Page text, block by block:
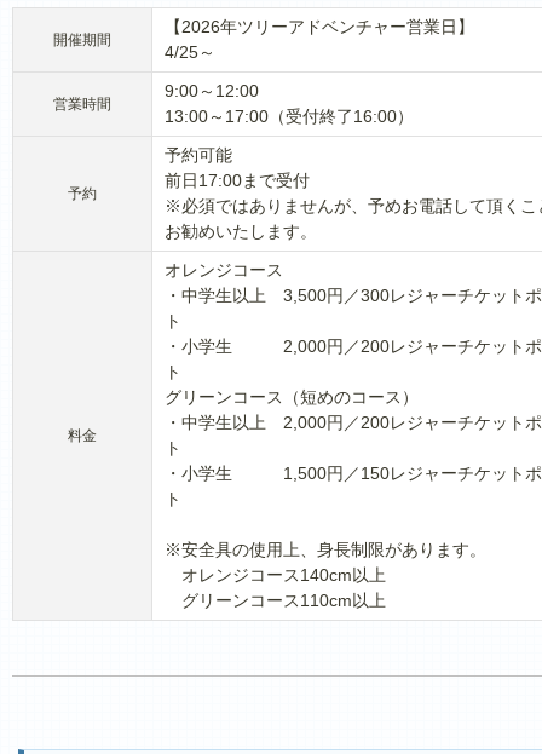
開催期間
【2026年ツリーアドベンチャー営業日】
4/25～
営業時間
9:00～12:00
13:00～17:00（受付終了16:00）
予約
予約可能
前日17:00まで受付
※必須ではありませんが、予めお電話して頂くこ
お勧めいたします。
料金
オレンジコース
・中学生以上 3,500円／300レジャーチケット
ト
・小学生 2,000円／200レジャーチケットポ
ト
グリーンコース（短めのコース）
・中学生以上 2,000円／200レジャーチケット
ト
・小学生 1,500円／150レジャーチケットポ
ト
※安全具の使用上、身長制限があります。
オレンジコース140cm以上
グリーンコース110cm以上